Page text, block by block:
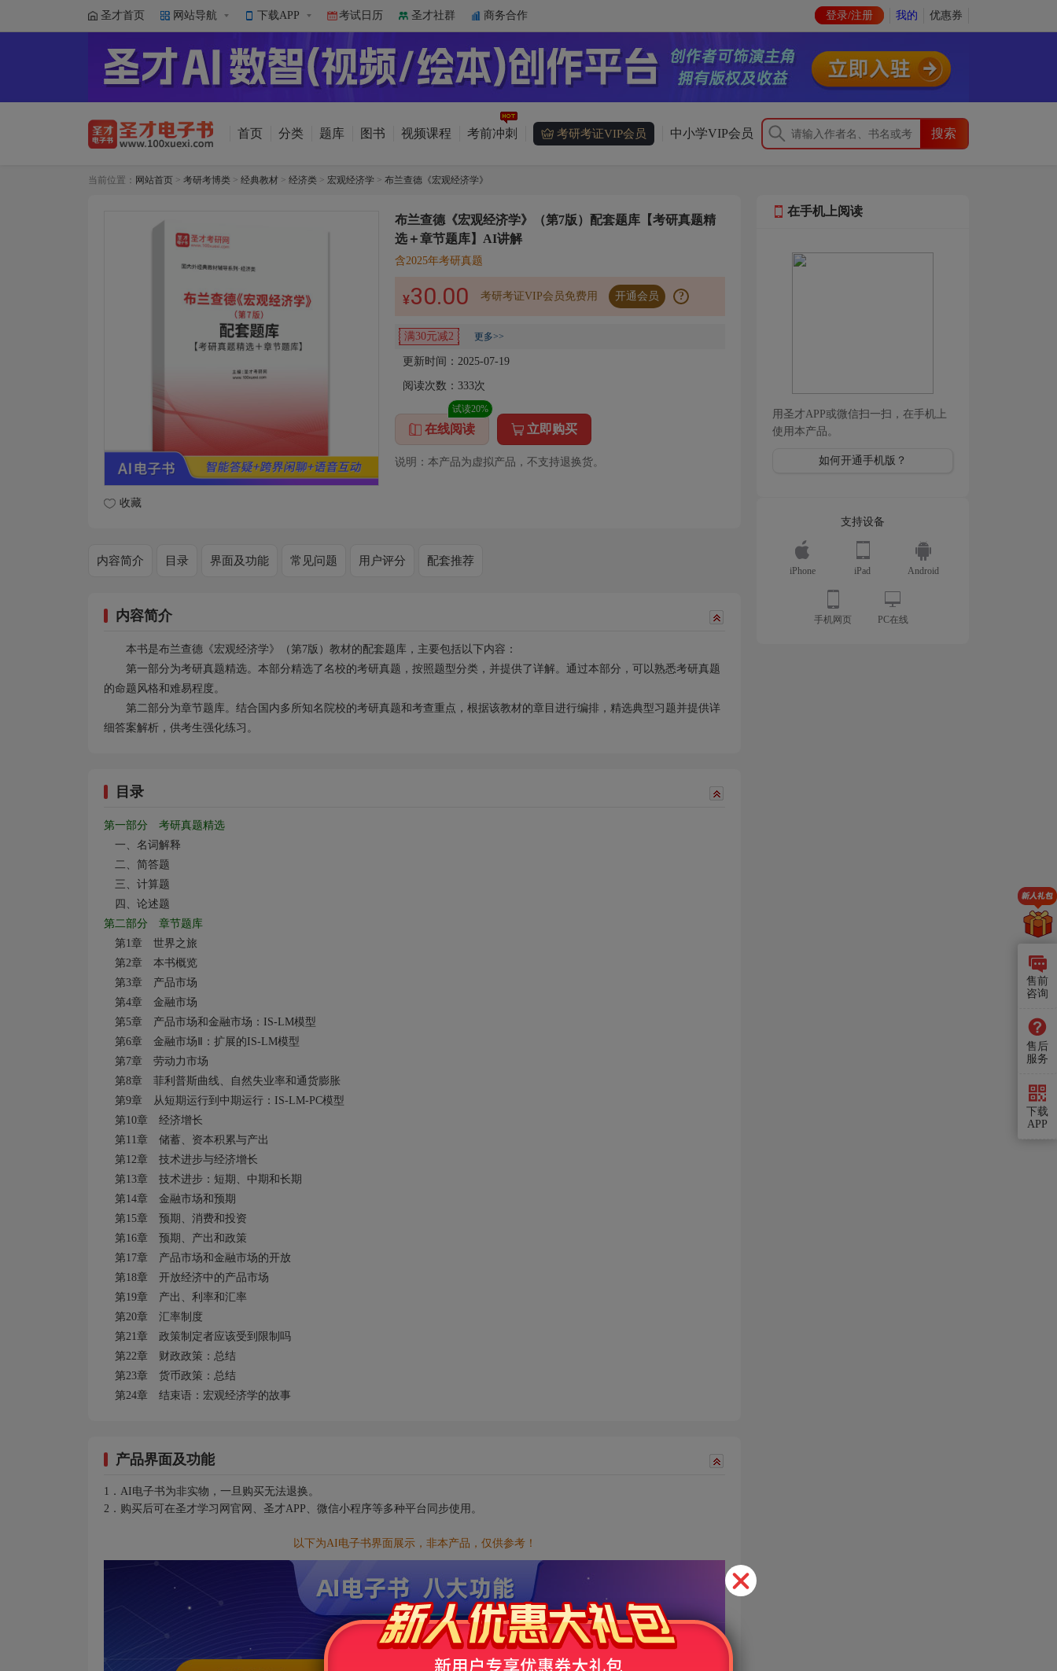
圣才首页 网站导航 下载APP 考试日历 圣才社群 商务合作 登录/注册 我的 优惠券
首页 分类 题库 图书 视频课程 考前冲刺 考研考证VIP会员 中小学VIP会员
当前位置： 网站首页 > 考研考博类 > 经典教材 > 经济类 > 宏观经济学 > 布兰查德《宏观经济学》
收藏
布兰查德《宏观经济学》（第7版）配套题库【考研真题精
选＋章节题库】AI讲解
含2025年考研真题
¥30.00 考研考证VIP会员免费用 开通会员 ?
满30元减2 更多>>
更新时间：2025-07-19
阅读次数： 333次
在线阅读
试读20%
立即购买
说明：本产品为虚拟产品，不支持退换货。
内容简介 目录 界面及功能 常见问题 用户评分 配套推荐
内容简介
本书是布兰查德《宏观经济学》（第7版）教材的配套题库，主要包括以下内容：
第一部分为考研真题精选。本部分精选了名校的考研真题，按照题型分类，并提供了详解。通过本部分，可以熟悉考研真题
的命题风格和难易程度。
第二部分为章节题库。结合国内多所知名院校的考研真题和考查重点，根据该教材的章目进行编排，精选典型习题并提供详
细答案解析，供考生强化练习。
目录
第一部分 考研真题精选
一、名词解释
二、简答题
三、计算题
四、论述题
第二部分 章节题库
第1章 世界之旅
第2章 本书概览
第3章 产品市场
第4章 金融市场
第5章 产品市场和金融市场：IS-LM模型
第6章 金融市场 ：扩展的IS-LM模型
第7章 劳动力市场
第8章 菲利普斯曲线、自然失业率和通货膨胀
第9章 从短期运行到中期运行：IS-LM-PC模型
第10章 经济增长
第11章 储蓄、资本积累与产出
第12章 技术进步与经济增长
第13章 技术进步：短期、中期和长期
第14章 金融市场和预期
第15章 预期、消费和投资
第16章 预期、产出和政策
第17章 产品市场和金融市场的开放
第18章 开放经济中的产品市场
第19章 产出、利率和汇率
第20章 汇率制度
第21章 政策制定者应该受到限制吗
第22章 财政政策：总结
第23章 货币政策：总结
第24章 结束语：宏观经济学的故事
产品界面及功能
1．AI电子书为非实物，一旦购买无法退换。
2．购买后可在圣才学习网官网、圣才APP、微信小程序等多种平台同步使用。
以下为AI电子书界面展示，非本产品，仅供参考！
在手机上阅读
用圣才APP或微信扫一扫，在手机上
使用本产品。
如何开通手机版？
支持设备
iPhone iPad Android
手机网页 PC在线
售前
咨询
售后
服务
下载
APP